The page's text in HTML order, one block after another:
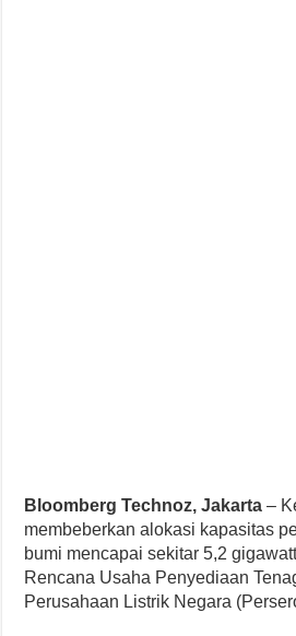
Bloomberg Technoz, Jakarta –
membeberkan alokasi kapasitas
bumi mencapai sekitar 5,2
Rencana Usaha Penyediaan
Perusahaan Listrik Negara